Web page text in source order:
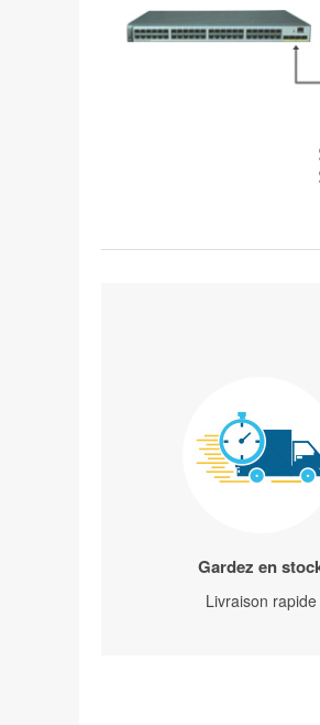
Gardez en
Livraison rapide